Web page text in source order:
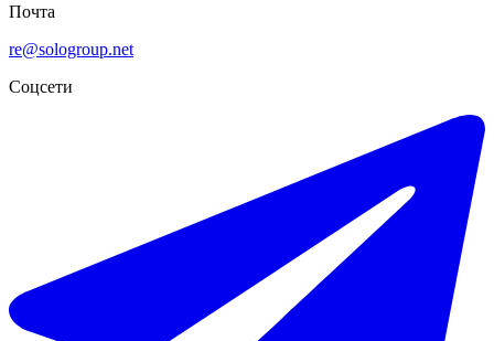
Почта
re@sologroup.net
Соцсети